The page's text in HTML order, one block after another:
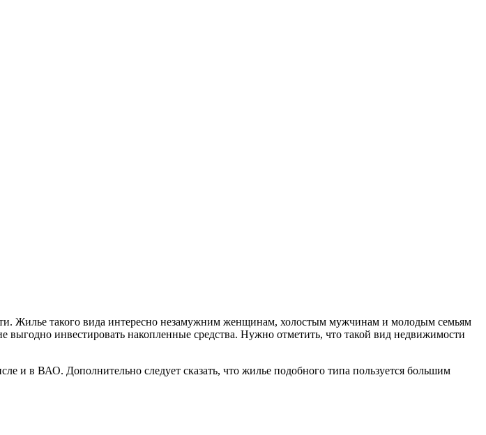
Жилье такого вида интересно незамужним женщинам, холостым мужчинам и молодым семьям
инвестировать накопленные средства. Нужно отметить, что такой вид недвижимости
и в ВАО. Дополнительно следует сказать, что жилье подобного типа пользуется большим